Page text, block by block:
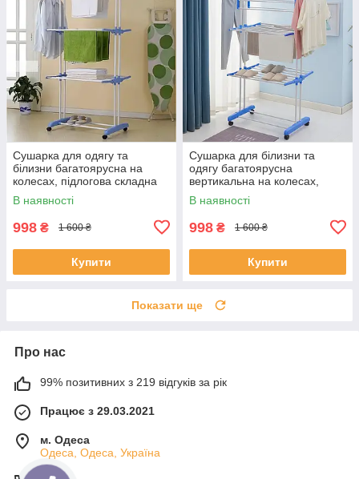
Сушарка для одягу та
білизни багатоярусна на
колесах, підлогова складна
компактна стійка для сушіння
речей, MD-971
В наявності
998 ₴ 1 600 ₴
Купити
Сушарка для білизни та
одягу багатоярусна
вертикальна на колесах,
підлогова складна сушарка-
стійка, SH-1000
В наявності
998 ₴ 1 600 ₴
Купити
Показати ще
Про нас
99% позитивних з 219 відгуків за рік
Працює з 29.03.2021
м. Одеса
Одеса, Одеса, Україна